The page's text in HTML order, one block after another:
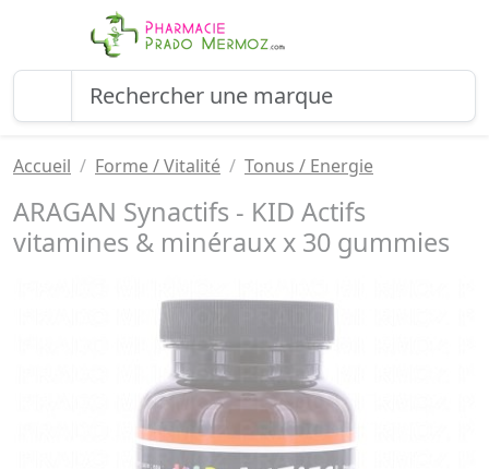
Accueil Forme / Vitalité Tonus / Energie
ARAGAN Synactifs - KID Actifs
vitamines & minéraux x 30 gummies